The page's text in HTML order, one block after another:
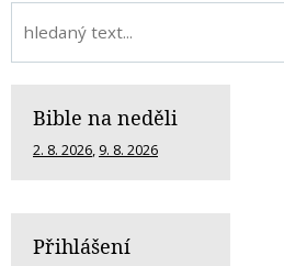
Bible na neděli
2. 8. 2026, 9. 8. 2026
Přihlášení